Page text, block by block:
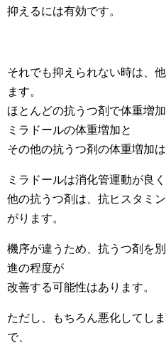
抑えるには有効です。
それでも抑えられない時は、
ます。
ほとんどの抗うつ剤で体重増
ミラドールの体重増加と
その他の抗うつ剤の体重増加
ミラドールは消化管運動が良
他の抗うつ剤は、抗ヒスタミ
がります。
機序が違うため、抗うつ剤を
進の程度が
改善する可能性はあります。
ただし、もちろん悪化してし
で、